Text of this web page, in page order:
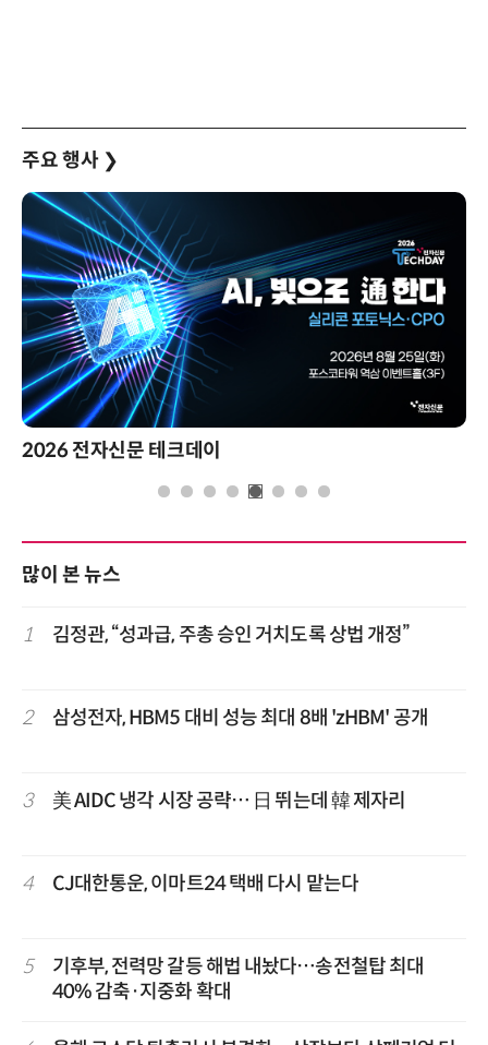
주요 행사 ❯
2026 전자신문 테크데이
많이 본 뉴스
1 김정관, “성과급, 주총 승인 거치도록 상법 개정”
2 삼성전자, HBM5 대비 성능 최대 8배 'zHBM' 공개
3 美 AIDC 냉각 시장 공략… 日 뛰는데 韓 제자리
4 CJ대한통운, 이마트24 택배 다시 맡는다
5
기후부, 전력망 갈등 해법 내놨다…송전철탑 최대
40% 감축·지중화 확대